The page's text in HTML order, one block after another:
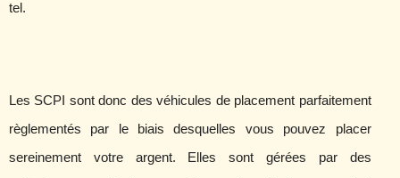
tel.
Les SCPI sont donc des véhicules de placement parfaitement
règlementés par le biais desquelles vous pouvez placer
sereinement votre argent. Elles sont gérées par des